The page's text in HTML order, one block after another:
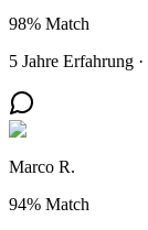
98% Match
5 Jahre Erfahrung ·
Marco R.
94% Match